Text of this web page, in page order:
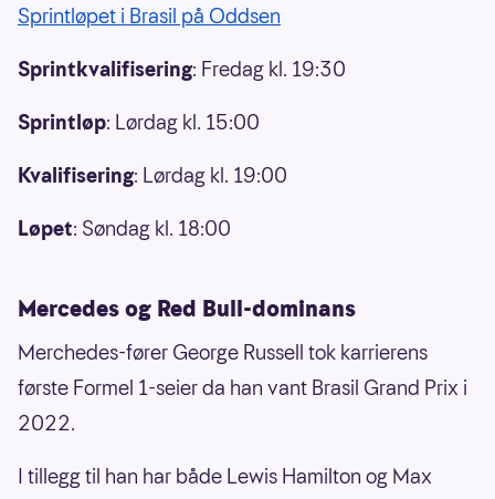
Sprintløpet i Brasil på Oddsen
Sprintkvalifisering: Fredag kl. 19:30
Sprintløp: Lørdag kl. 15:00
Kvalifisering: Lørdag kl. 19:00
Løpet: Søndag kl. 18:00
Mercedes og Red Bull-dominans
Merchedes-fører George Russell tok karrierens
første Formel 1-seier da han vant Brasil Grand Prix i
2022.
I tillegg til han har både Lewis Hamilton og Max